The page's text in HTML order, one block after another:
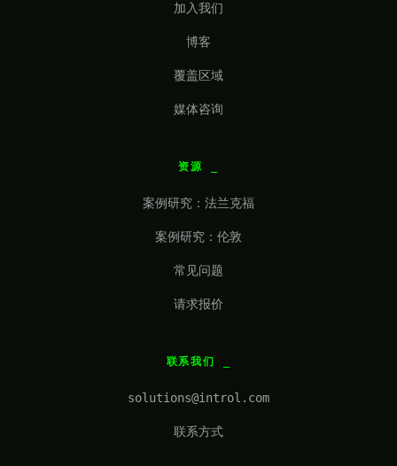
加入我们
博客
覆盖区域
媒体咨询
资源
案例研究：法兰克福
案例研究：伦敦
常见问题
请求报价
联系我们
solutions@introl.com
联系方式